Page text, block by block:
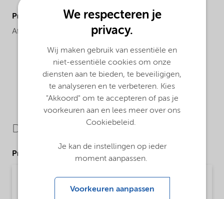
ProductRegionalAvailability
Africa,
Europe
Downloads
Product Data Sheets
PDS Ethomeen T12 LC - EMEIA (English)
Product Data Sheet | application/pdf (33,3 KB) | English
We respecteren je
privacy.
Wij maken gebruik van essentiële en
niet-essentiële cookies om onze
diensten aan te bieden, te beveiligigen,
te analyseren en te verbeteren. Kies
"Akkoord" om te accepteren of pas je
voorkeuren aan en lees meer over ons
Cookiebeleid.
Je kan de instellingen op ieder
moment aanpassen.
Voorkeuren aanpassen